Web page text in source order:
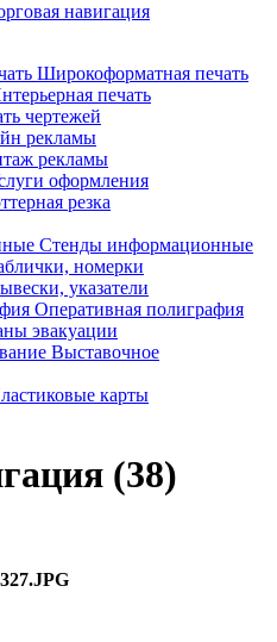
навигация
Широкоформатная печать
печать
чертежей
рекламы
рекламы
оформления
резка
Стенды информационные
номерки
указатели
Оперативная полиграфия
эвакуации
Выставочное
карты
(38)